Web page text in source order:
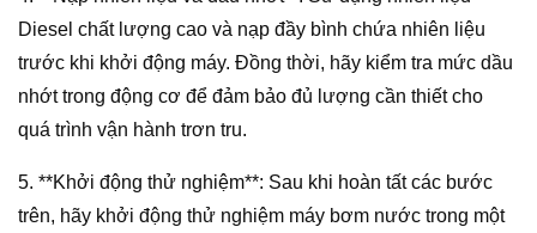
Diesel chất lượng cao và nạp đầy bình chứa nhiên liệu
trước khi khởi động máy. Đồng thời, hãy kiểm tra mức dầu
nhớt trong động cơ để đảm bảo đủ lượng cần thiết cho
quá trình vận hành trơn tru.
5. **Khởi động thử nghiệm**: Sau khi hoàn tất các bước
trên, hãy khởi động thử nghiệm máy bơm nước trong một